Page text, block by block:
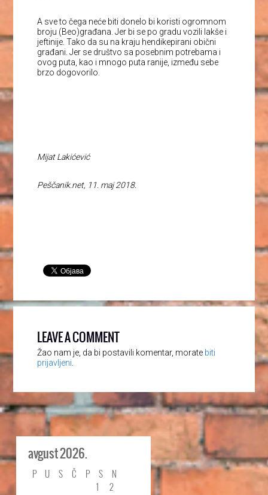
A sve to čega neće biti donelo bi koristi ogromnom
broju (Beo)građana. Jer bi se po gradu vozili lakše i
jeftinije. Tako da su na kraju hendikepirani obični
građani. Jer se društvo sa posebnim potrebama i
ovog puta, kao i mnogo puta ranije, između sebe
brzo dogovorilo.
Mijat Lakićević
Peščanik.net, 11. maj 2018.
LEAVE A COMMENT
Žao nam je, da bi postavili komentar, morate biti
prijavljeni
avgust 2026.
P U S Č P S
N
1
2